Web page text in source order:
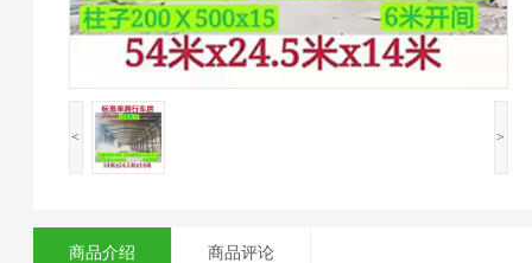
< >
商品介绍 商品评论